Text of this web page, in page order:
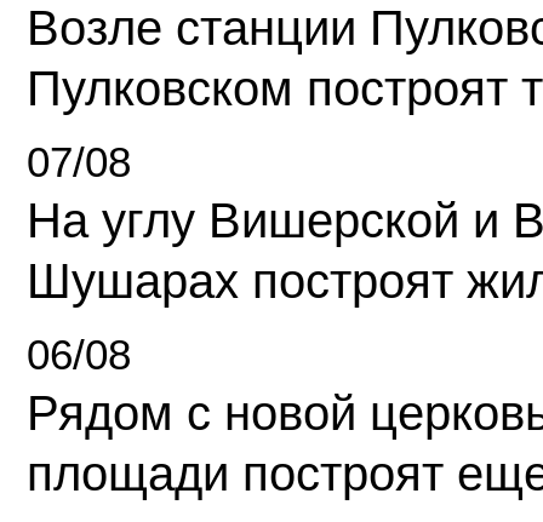
Возле станции
Пулковском построят
07/08
На углу Вишерской и
Шушарах построят
06/08
Рядом с новой
площади построят